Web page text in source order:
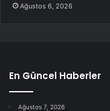
Ağustos 6, 2026
En Güncel Haberler
Ağustos 7, 2026